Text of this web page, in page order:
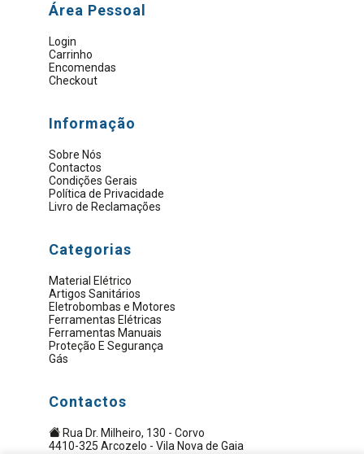
Área Pessoal
Login
Carrinho
Encomendas
Checkout
Informação
Sobre Nós
Contactos
Condições Gerais
Política de Privacidade
Livro de Reclamações
Categorias
Material Elétrico
Artigos Sanitários
Eletrobombas e Motores
Ferramentas Elétricas
Ferramentas Manuais
Proteção E Segurança
Gás
Contactos
Rua Dr. Milheiro, 130 - Corvo
4410-325 Arcozelo - Vila Nova de Gaia